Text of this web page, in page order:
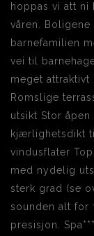
hoppas vi att ni
våren.
barnefamilien
vei til
meget
Romslige
utsikt Stor
kjærlighetsdikt
vindusflater
med nydelig
sterk grad (se
sounden alt for
presisjon.